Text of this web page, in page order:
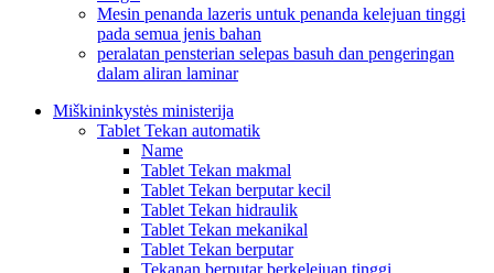
Mesin penanda lazeris untuk penanda kelejuan tinggi
pada semua jenis bahan
peralatan pensterian selepas basuh dan pengeringan
dalam aliran laminar
Miškininkystės ministerija
Tablet Tekan automatik
Name
Tablet Tekan makmal
Tablet Tekan berputar kecil
Tablet Tekan hidraulik
Tablet Tekan mekanikal
Tablet Tekan berputar
Tekanan berputar berkelejuan tinggi